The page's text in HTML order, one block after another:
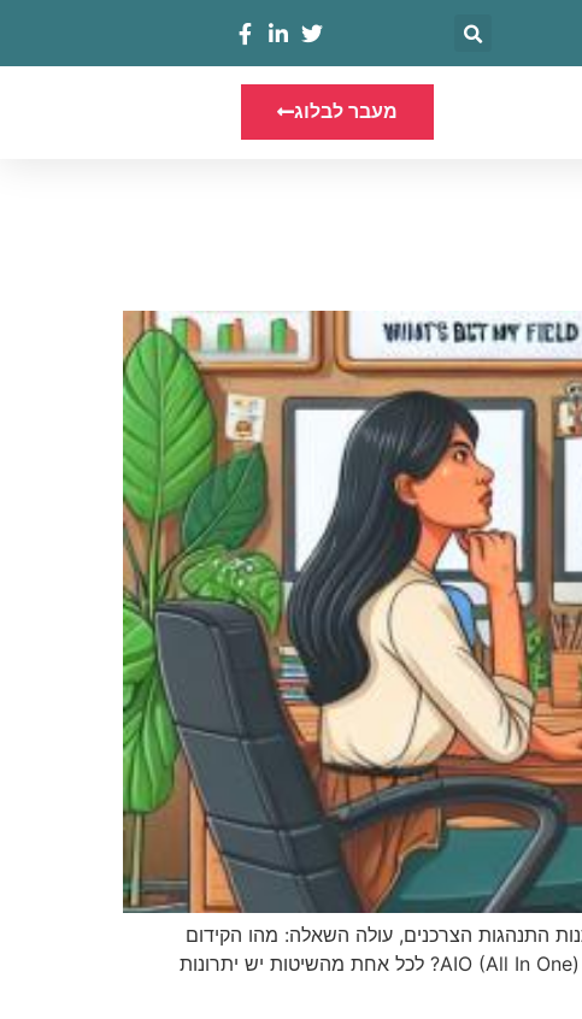
מעבר לבלוג
התנהגות הצרכנים, עולה השאלה: מהו הקידום
האפקטיבי ביותר לעסק שלך? האם כדאי להשקיע בקידום אורגני, במודעות ממומנות, או אולי בשיטה המתקדמת של AIO (All In One)? לכל אחת מהשיטות יש יתרונות